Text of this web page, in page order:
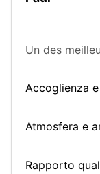
Un des
Accoglienza
Atmosfera e
Rapporto